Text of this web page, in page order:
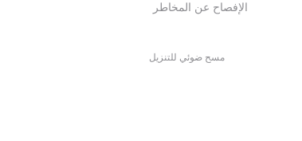
الإفصاح عن المخاطر
مسح ضوئي للتنزيل